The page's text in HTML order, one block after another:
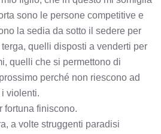
sono le persone competitive e
la sedia da sotto il sedere per
quelli disposti a venderti per
quelli che si permettono di
perché non riescono ad
violenti.
fortuna finiscono.
a volte struggenti paradisi